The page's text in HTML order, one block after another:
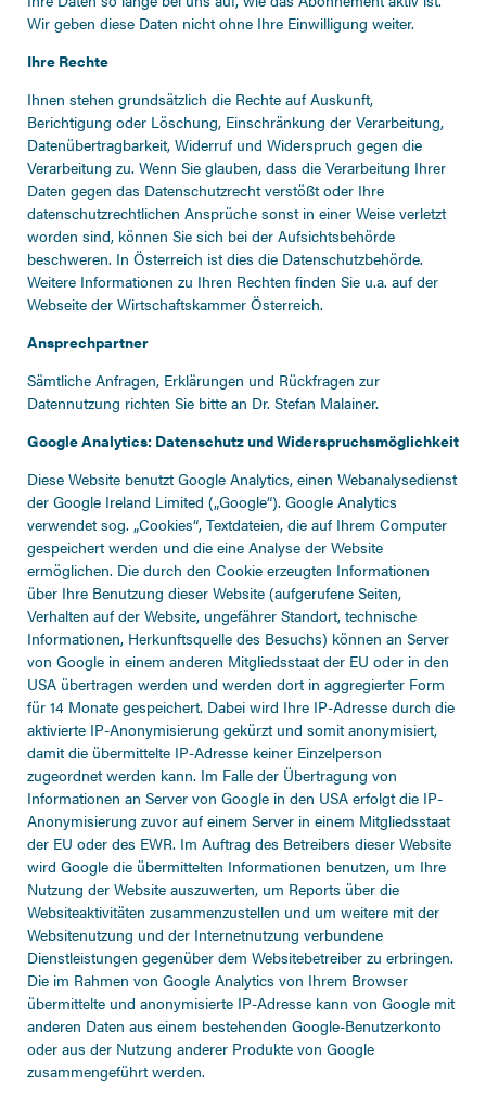
Wir geben diese Daten nicht ohne Ihre Einwilligung weiter.
Ihre Rechte
Ihnen stehen grundsätzlich die Rechte auf Auskunft,
Berichtigung oder Löschung, Einschränkung der Verarbeitung,
Datenübertragbarkeit, Widerruf und Widerspruch gegen die
Verarbeitung zu. Wenn Sie glauben, dass die Verarbeitung Ihrer
Daten gegen das Datenschutzrecht verstößt oder Ihre
datenschutzrechtlichen Ansprüche sonst in einer Weise verletzt
worden sind, können Sie sich bei der Aufsichtsbehörde
beschweren. In Österreich ist dies die Datenschutzbehörde.
Weitere Informationen zu Ihren Rechten finden Sie u.a. auf der
Webseite der Wirtschaftskammer Österreich.
Ansprechpartner
Sämtliche Anfragen, Erklärungen und Rückfragen zur
Datennutzung richten Sie bitte an Dr. Stefan Malainer.
Google Analytics: Datenschutz und Widerspruchsmöglichkeit
Diese Website benutzt Google Analytics, einen Webanalysedienst
der Google Ireland Limited („Google“). Google Analytics
verwendet sog. „Cookies“, Textdateien, die auf Ihrem Computer
gespeichert werden und die eine Analyse der Website
ermöglichen. Die durch den Cookie erzeugten Informationen
über Ihre Benutzung dieser Website (aufgerufene Seiten,
Verhalten auf der Website, ungefährer Standort, technische
Informationen, Herkunftsquelle des Besuchs) können an Server
von Google in einem anderen Mitgliedsstaat der EU oder in den
USA übertragen werden und werden dort in aggregierter Form
für 14 Monate gespeichert. Dabei wird Ihre IP-Adresse durch die
aktivierte IP-Anonymisierung gekürzt und somit anonymisiert,
damit die übermittelte IP-Adresse keiner Einzelperson
zugeordnet werden kann. Im Falle der Übertragung von
Informationen an Server von Google in den USA erfolgt die IP-
Anonymisierung zuvor auf einem Server in einem Mitgliedsstaat
der EU oder des EWR. Im Auftrag des Betreibers dieser Website
wird Google die übermittelten Informationen benutzen, um Ihre
Nutzung der Website auszuwerten, um Reports über die
Websiteaktivitäten zusammenzustellen und um weitere mit der
Websitenutzung und der Internetnutzung verbundene
Dienstleistungen gegenüber dem Websitebetreiber zu erbringen.
Die im Rahmen von Google Analytics von Ihrem Browser
übermittelte und anonymisierte IP-Adresse kann von Google mit
anderen Daten aus einem bestehenden Google-Benutzerkonto
oder aus der Nutzung anderer Produkte von Google
zusammengeführt werden.